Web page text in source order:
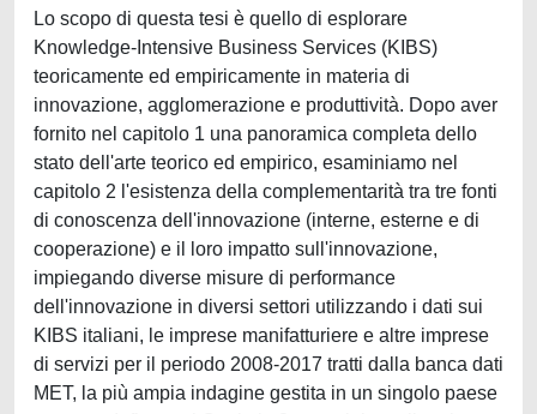
Lo scopo di questa tesi è quello di esplorare
Knowledge-Intensive Business Services (KIBS)
teoricamente ed empiricamente in materia di
innovazione, agglomerazione e produttività. Dopo aver
fornito nel capitolo 1 una panoramica completa dello
stato dell'arte teorico ed empirico, esaminiamo nel
capitolo 2 l'esistenza della complementarità tra tre fonti
di conoscenza dell'innovazione (interne, esterne e di
cooperazione) e il loro impatto sull'innovazione,
impiegando diverse misure di performance
dell'innovazione in diversi settori utilizzando i dati sui
KIBS italiani, le imprese manifatturiere e altre imprese
di servizi per il periodo 2008-2017 tratti dalla banca dati
MET, la più ampia indagine gestita in un singolo paese